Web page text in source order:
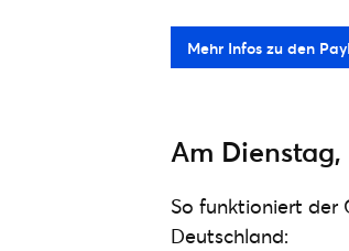
Mehr Infos zu den
Am
So funktioniert der
Deutschland: